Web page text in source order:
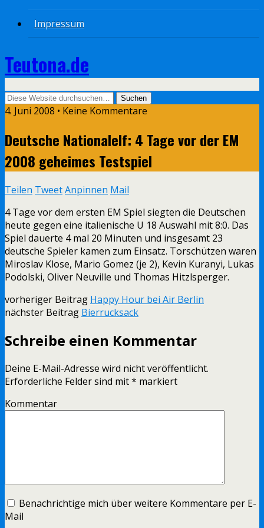
Impressum
Teutona.de
4. Juni 2008 • Keine Kommentare
Deutsche Nationalelf: 4 Tage vor der EM
2008 geheimes Testspiel
Teilen TweetAnpinnen Mail
4 Tage vor dem ersten EM Spiel siegten die Deutschen
heute gegen eine italienische U 18 Auswahl mit 8:0. Das
Spiel dauerte 4 mal 20 Minuten und insgesamt 23
deutsche Spieler kamen zum Einsatz. Torschützen waren
Miroslav Klose, Mario Gomez (je 2), Kevin Kuranyi, Lukas
Podolski, Oliver Neuville und Thomas Hitzlsperger.
vorheriger Beitrag Happy Hour bei Air Berlin
nächster Beitrag Bierrucksack
Schreibe einen Kommentar
Deine E-Mail-Adresse wird nicht veröffentlicht.
Erforderliche Felder sind mit* markiert
Kommentar
Benachrichtige mich über weitere Kommentare per E-
Mail